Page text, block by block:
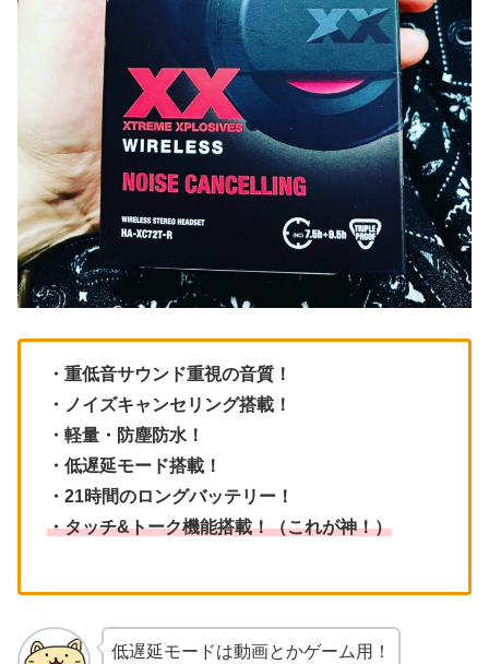
・重低音サウンド重視の音質！
・ノイズキャンセリング搭載！
・軽量・防塵防水！
・低遅延モード搭載！
・21時間のロングバッテリー！
・タッチ&トーク機能搭載！（これが神！）
低遅延モードは動画とかゲーム用！